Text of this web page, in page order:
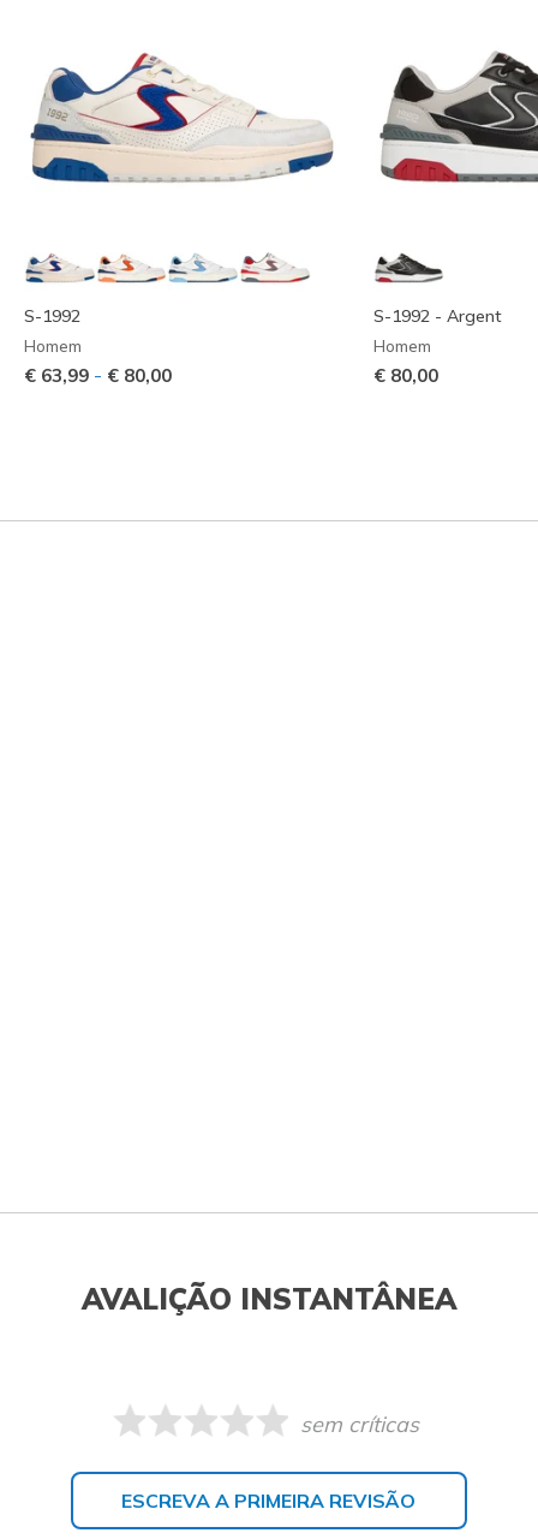
S-1992
Homem
€ 63,99 - € 80,00
S-1992 - Argent
Homem
€ 80,00
AVALIÇÃO INSTANTÂNEA
sem críticas
ESCREVA A PRIMEIRA REVISÃO